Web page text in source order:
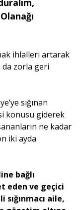
ihlalleri artarak
da zorla geri
sığınan
konusu giderek
ne kadar
iki ayda
bağlı
eden ve geçici
aile,